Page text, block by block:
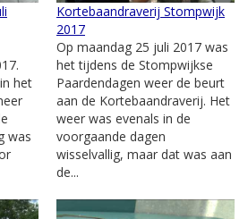
het
was
Kortebaandraverij Stompwijk
2017
Op maandag 25 juli 2017 was
het tijdens de Stompwijkse
Paardendagen weer de beurt
aan de Kortebaandraverij. Het
weer was evenals in de
voorgaande dagen
wisselvallig, maar dat was aan
de...